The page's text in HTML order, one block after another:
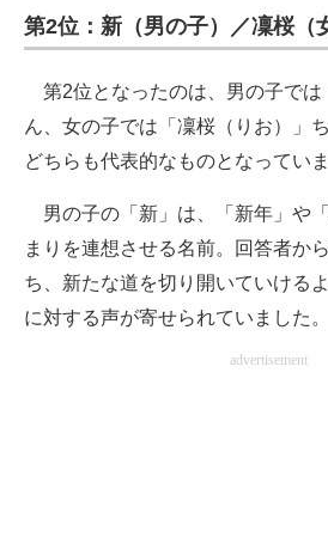
第2位：新（男の子）／凜桜（
第2位となったのは、男の子では
ん、女の子では「凜桜（りお）」
どちらも代表的なものとなっていま
男の子の「新」は、「新年」や
まりを連想させる名前。回答者か
ち、新たな道を切り開いていける
に対する声が寄せられていました。
advertisement